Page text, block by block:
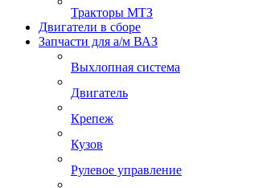
Тракторы МТЗ
Двигатели в сборе
Запчасти для а/м ВАЗ
Выхлопная система
Двигатель
Крепеж
Кузов
Рулевое управление